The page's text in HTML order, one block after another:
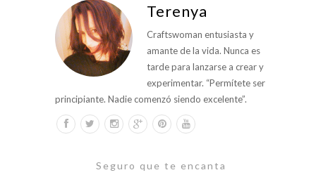
Terenya
Craftswoman entusiasta y
amante de la vida. Nunca es
tarde para lanzarse a crear y
experimentar. “Permítete ser
principiante. Nadie comenzó siendo excelente”.
Seguro que te encanta